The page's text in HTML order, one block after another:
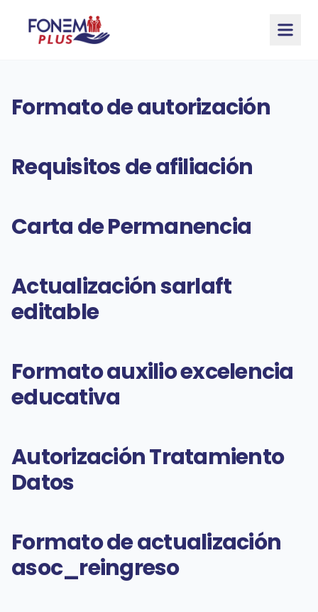
Formato de autorización
Requisitos de afiliación
Carta de Permanencia
Actualización sarlaft
editable
Formato auxilio excelencia
educativa
Autorización Tratamiento
Datos
Formato de actualización
asoc_reingreso